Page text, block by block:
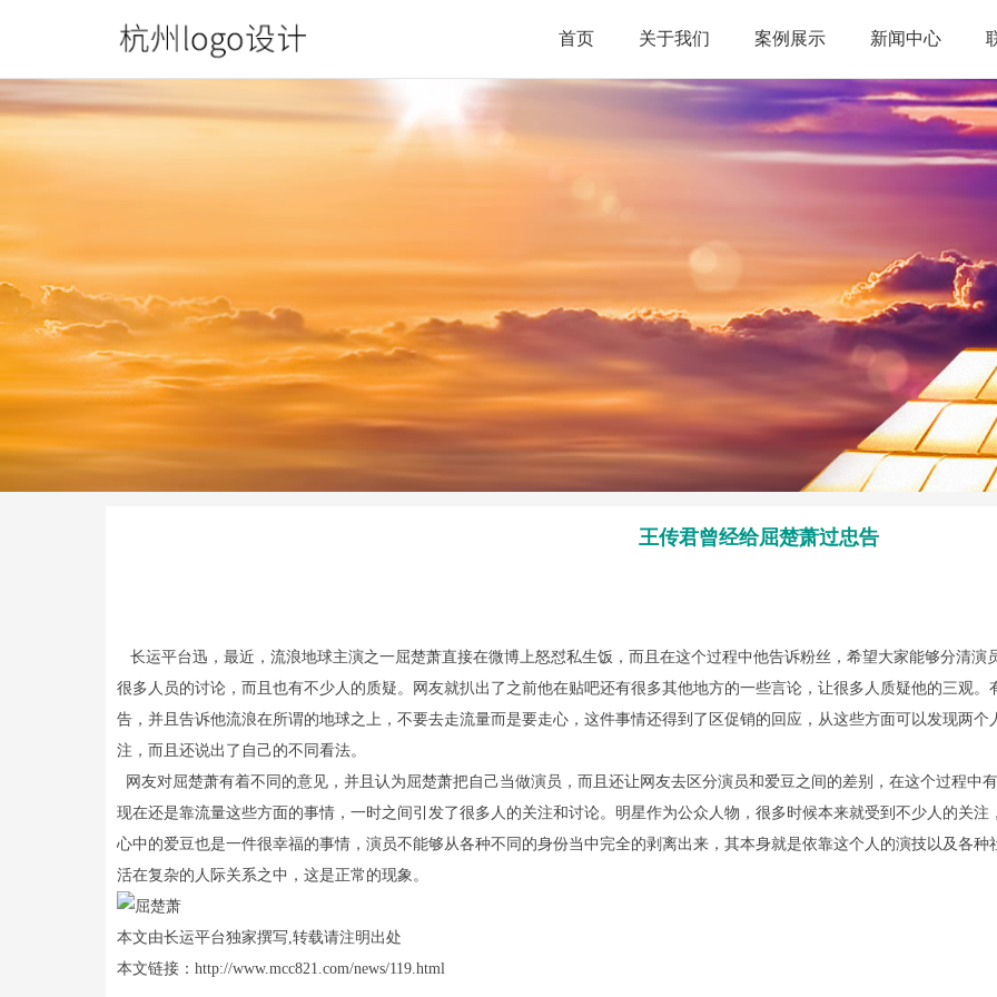
首页 关于我们 案例展示 新闻中心
王传君曾经给屈楚萧过忠告
长运平台迅，最近，流浪地球主演之一屈楚萧直接在微博上怒怼私生饭，而且在这个过程中他告诉粉丝，希望大家能够分清
很多人员的讨论，而且也有不少人的质疑。网友就扒出了之前他在贴吧还有很多其他地方的一些言论，让很多人质疑他的三观
告，并且告诉他流浪在所谓的地球之上，不要去走流量而是要走心，这件事情还得到了区促销的回应，从这些方面可以发现两
注，而且还说出了自己的不同看法。
网友对屈楚萧有着不同的意见，并且认为屈楚萧把自己当做演员，而且还让网友去区分演员和爱豆之间的差别，在这个过程中
现在还是靠流量这些方面的事情，一时之间引发了很多人的关注和讨论。明星作为公众人物，很多时候本来就受到不少人的关
心中的爱豆也是一件很幸福的事情，演员不能够从各种不同的身份当中完全的剥离出来，其本身就是依靠这个人的演技以及各
活在复杂的人际关系之中，这是正常的现象。
本文由长运平台独家撰写,转载请注明出处
本文链接：http://www.mcc821.com/news/119.html